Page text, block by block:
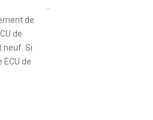
de
de
neuf. Si
de